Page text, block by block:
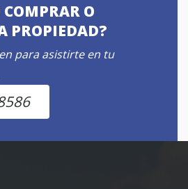
O
PROPIEDAD?
para asistirte en tu